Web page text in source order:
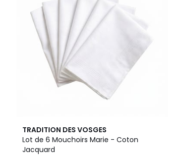
TRADITION DES VOSGES
Lot de 6 Mouchoirs Marie - Coton
Jacquard